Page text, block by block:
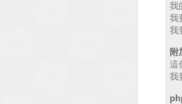
我
我
我
附
這
我